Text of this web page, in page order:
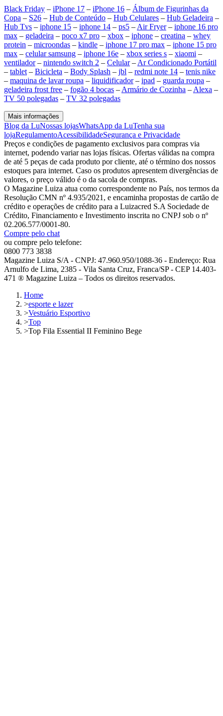
Black Friday – iPhone 17 – iPhone 16 – Álbum de Figurinhas da
Copa – S26 – Hub de Conteúdo – Hub Celulares – Hub Geladeira –
Hub Tvs – iphone 15 – iphone 14 – ps5 – Air Fryer– iphone 16 pro
max – geladeira – poco x7 pro – xbox – iphone – creatina – whey
protein – microondas – kindle – iphone 17 pro max – iphone 15 pro
max – celular samsung – iphone 16e – xbox series s – xiaomi –
ventilador– nintendo switch 2 – Celular– Ar Condicionado Portátil
– tablet – Bicicleta – Body Splash – jbl – redmi note 14 – tenis nike
– maquina de lavar roupa – liquidificador– ipad – guarda roupa –
geladeira frost free – fogão 4 bocas – Armário de Cozinha – Alexa –
TV 50 polegadas – TV 32 polegadas
Mais informações
Blog da LuNossas lojasWhatsApp da LuTenha sua
lojaRegulamentoAcessibilidadeSegurança e Privacidade
Preços e condições de pagamento exclusivos para compras via
internet, podendo variar nas lojas físicas. Ofertas válidas na compra
de até 5 peças de cada produto por cliente, até o término dos nossos
estoques para internet. Caso os produtos apresentem divergências de
valores, o preço válido é o da sacola de compras.
O Magazine Luiza atua como correspondente no País, nos termos da
Resolução CMN nº 4.935/2021, e encaminha propostas de cartão de
crédito e operações de crédito para a Luizacred S.A Sociedade de
Crédito, Financiamento e Investimento inscrita no CNPJ sob o nº
02.206.577/0001-80.
Compre pelo chat
ou compre pelo telefone:
0800 773 3838
Magazine Luiza S/A - CNPJ: 47.960.950/1088-36 - Endereço: Rua
Arnulfo de Lima, 2385 - Vila Santa Cruz, Franca/SP - CEP 14.403-
471 ® Magazine Luiza – Todos os direitos reservados.
Home
>esporte e lazer
>Vestuário Esportivo
>Top
>Top Fila Essential II Feminino Bege